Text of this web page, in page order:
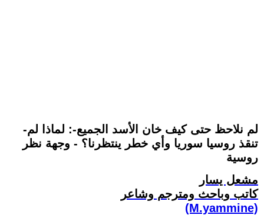
-لم نلاحظ حتى كيف خان الأسد الجميع-: لماذا لم
تنقذ روسيا سوريا وأي خطر ينتظرنا؟ - وجهة نظر
روسية
مشعل يسار
كاتب وباحث ومترجم وشاعر
(M.yammine)